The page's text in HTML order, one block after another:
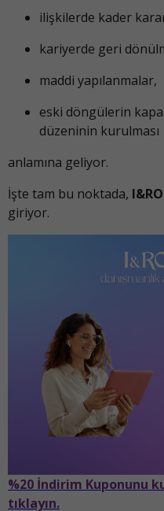
ilişkilerde kader
kariyerde geri
maddi yapılanmalar,
eski döngülerin
düzeninin kurulması
anlamına geliyor.
İşte tam bu noktada,
giriyor.
%20 İndirim Kuponunu
tıklayın.